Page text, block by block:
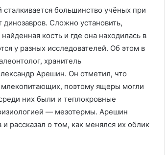
большинство учёных при
Сложно установить,
кость и где она находилась в
у разных исследователей. Об этом в
хранитель
Арешин. Он отметил, что
поэтому ящеры могли
них были и теплокровные
— мезотермы. Арешин
рассказал о том, как менялся их облик